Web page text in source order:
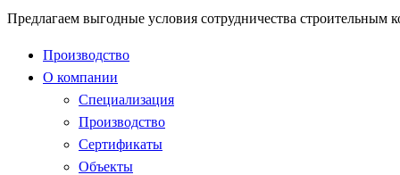
Предлагаем выгодные условия сотрудничества строительным
Производство
О компании
Специализация
Производство
Сертификаты
Объекты